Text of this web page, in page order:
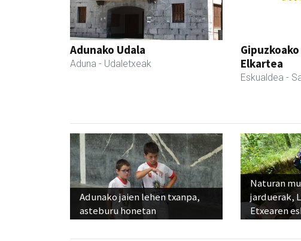
Adunako Udala
Aduna - Udaletxeak
Elkartea
Eskualdea -
Adunako jaien lehen txanpa,
asteburu honetan
Naturan
jarduerak,
Etxearen